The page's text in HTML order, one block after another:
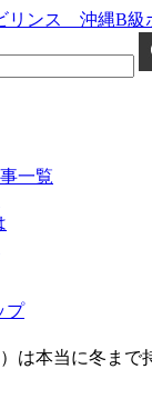
一覧
プ
は本当に冬まで